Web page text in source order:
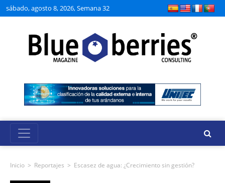
sábado, agosto 8, 2026, Semana 32
Inicio > Reportajes > Escasez de agua: ¿Crecimiento sin gestión?